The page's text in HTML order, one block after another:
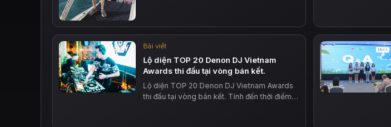
Bài viết
Lộ diện TOP 20 Denon DJ Vietnam
Awards thi đấu tại vòng bán kết.
Lộ diện TOP 20 Denon DJ Vietnam Awards
thi đấu tại vòng bán kết. Tính đến thời điểm…